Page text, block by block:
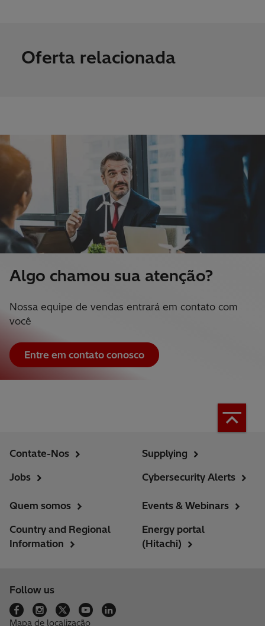
Oferta relacionada
Algo chamou sua atenção?
Nossa equipe de vendas entrará em contato com
você
Entre em contato conosco
Contate-Nos
Jobs
Supplying
Cybersecurity Alerts
Quem somos
Country and Regional
Information
Events & Webinars
Energy portal
(Hitachi)
Follow us
Mapa de localização